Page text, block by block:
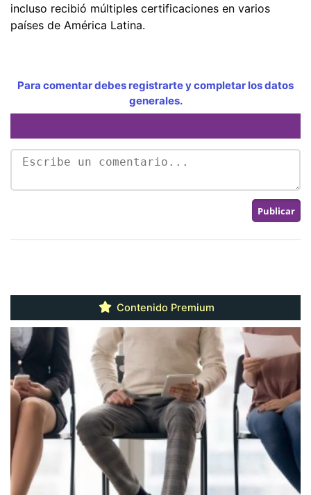
incluso recibió múltiples certificaciones en varios
países de América Latina.​
Para comentar debes registrarte y completar los datos
generales.
Contenido Premium